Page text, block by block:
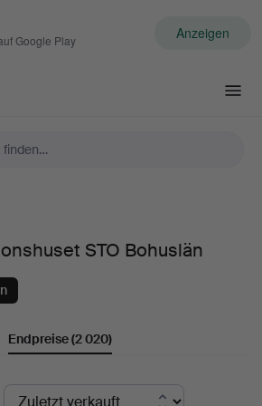
Google Play Anzeigen
STO Bohuslän
Endpreise(2 020)